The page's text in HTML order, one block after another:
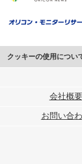
クッキーの使用につい
このサイトでは
行っています。
メディアや広告配信
ユーザーが各パート
会社概要
お問い合